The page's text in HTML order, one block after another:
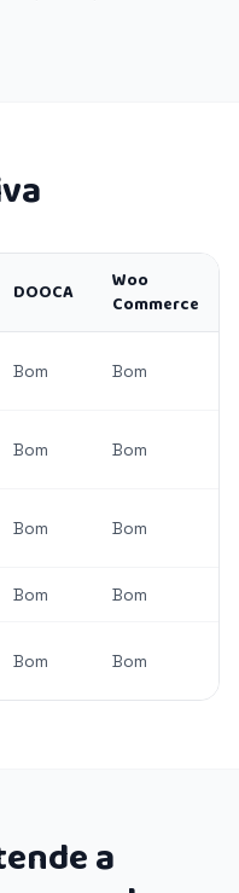
DOOCA
Woo
Commerce
Bom Bom
Bom Bom
Bom Bom
Bom Bom
Bom Bom
a